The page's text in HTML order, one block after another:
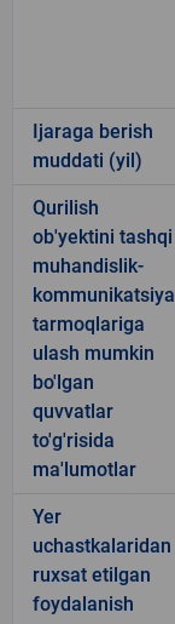
Ijaraga berish
muddati (yil)
Qurilish
ob'yektini tashqi
muhandislik-
kommunikatsiya
tarmoqlariga
ulash mumkin
bo'lgan
quvvatlar
to'g'risida
ma'lumotlar
Yer
uchastkalaridan
ruxsat etilgan
foydalanish